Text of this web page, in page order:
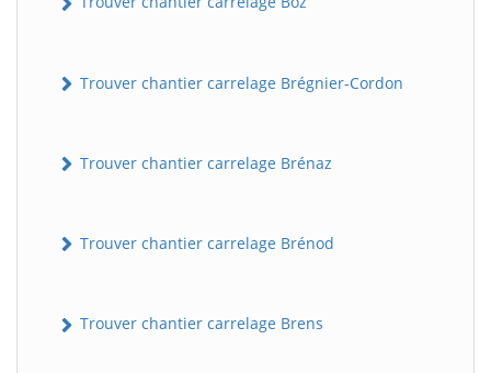
Trouver chantier carrelage Brégnier-Cordon
Trouver chantier carrelage Brénaz
Trouver chantier carrelage Brénod
Trouver chantier carrelage Brens